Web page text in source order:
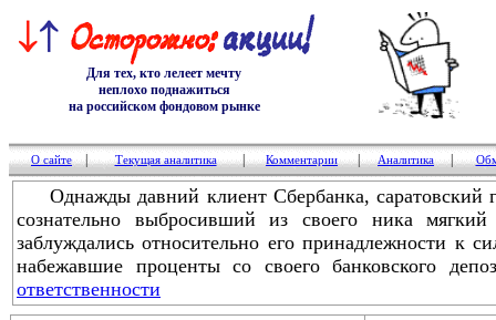
Для тех, кто лелеет мечту
неплохо поднажиться
на российском фондовом рынке
О сайте Текущая аналитика Комментарии Аналитика
Однажды давний клиент Сбербанка, саратовский
сознательно выбросивший из своего ника
заблуждались относительно его принадлежности к
набежавшие проценты со своего банковского
ответственности